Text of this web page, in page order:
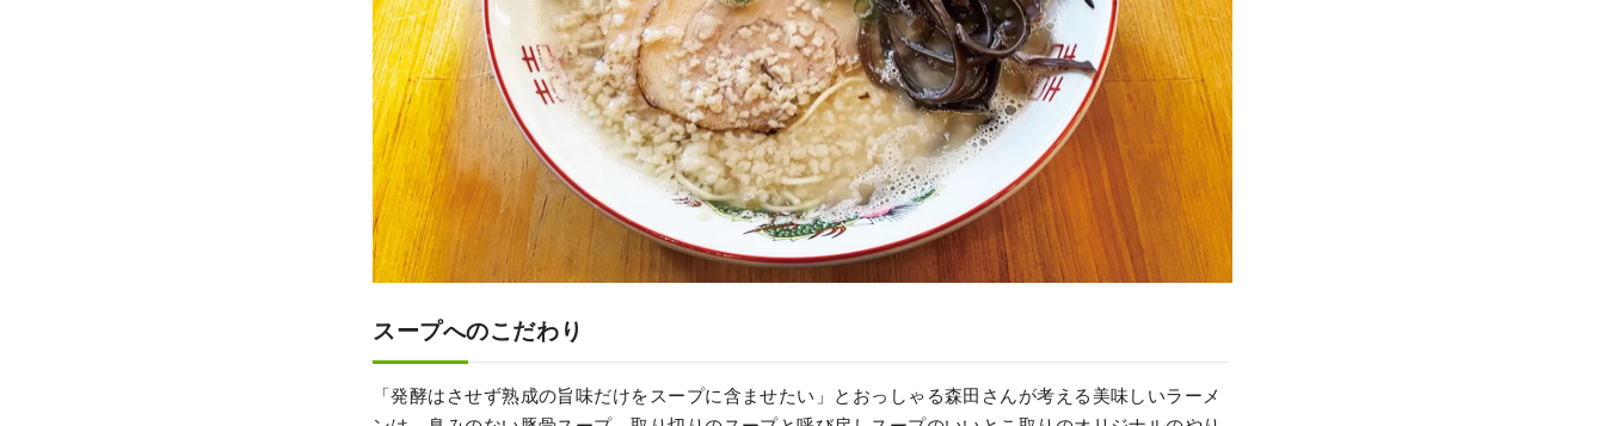
スープへのこだわり
「発酵はさせず熟成の旨味だけをスープに含ませたい」とおっしゃる森田さんが考える美味しいラーメ